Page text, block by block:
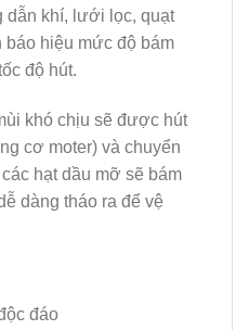
dẫn khí, lưới lọc, quạt
báo hiệu mức độ bám
độ hút.
khó chịu sẽ được hút
cơ moter) và chuyển
hạt dầu mỡ sẽ bám
dàng tháo ra để vệ
đáo